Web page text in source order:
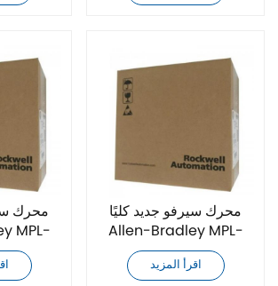
محرك
MPL-
محرك سيرفو جديد كليًا
Allen-Bradley MPL-
A540K-MK72AA
اقرأ المزيد